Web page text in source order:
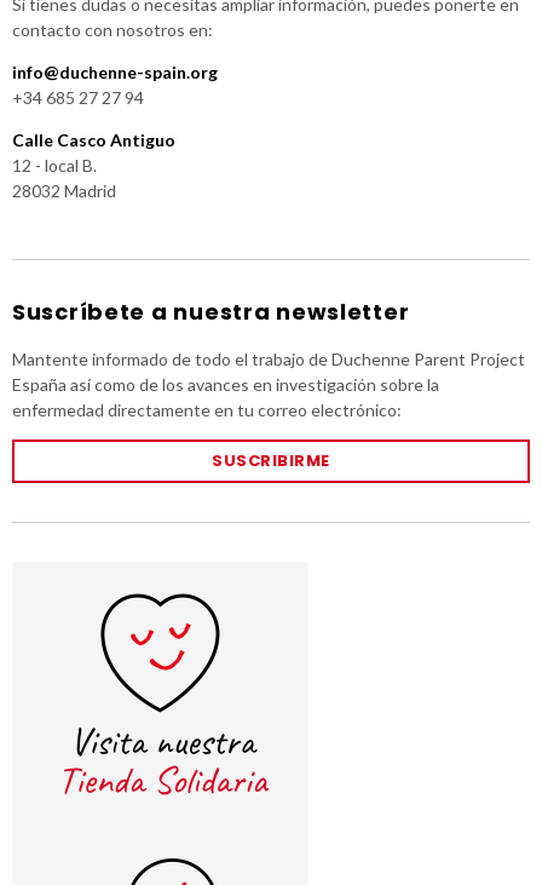
Si tienes dudas o necesitas ampliar información, puedes ponerte en
contacto con nosotros en:
info@duchenne-spain.org
+34 685 27 27 94
Calle Casco Antiguo
12 - local B.
28032 Madrid
Suscríbete a nuestra newsletter
Mantente informado de todo el trabajo de Duchenne Parent Project
España así como de los avances en investigación sobre la
enfermedad directamente en tu correo electrónico:
SUSCRIBIRME